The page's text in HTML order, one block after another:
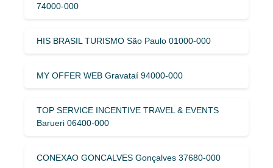
74000-000
HIS BRASIL TURISMO São Paulo 01000-000
MY OFFER WEB Gravataí 94000-000
TOP SERVICE INCENTIVE TRAVEL & EVENTS
Barueri 06400-000
CONEXAO GONCALVES Gonçalves 37680-000